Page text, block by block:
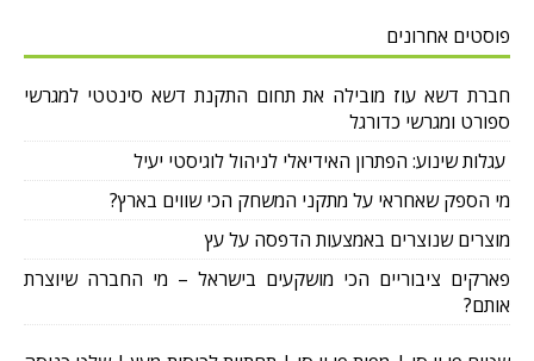
פוסטים אחרונים
חברת דשא עוז מובילה את תחום התקנת דשא סינטטי למגרשי
ספורט ומגרשי כדורגל
עגלות שינוע: הפתרון האידיאלי לניהול לוגיסטי יעיל
מי הספק שאחראי על מתקני המשחק הכי שווים בארץ?
מוצרים שנוצרים באמצעות הדפסה על עץ
פארקים ציבוריים הכי מושקעים בישראל – מי החברה שיוצרת
אותם?